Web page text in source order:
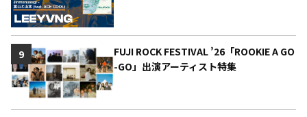
FUJI ROCK FESTIVAL ’26「ROOKIE A GO
-GO」出演アーティスト特集
9